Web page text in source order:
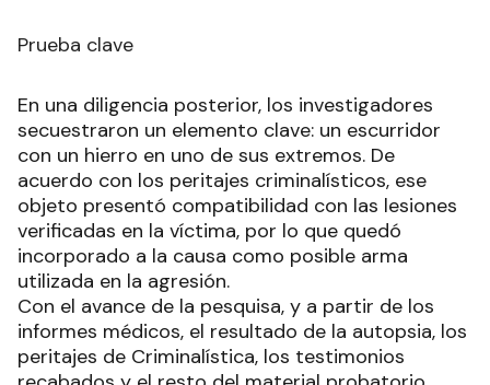
Prueba clave
En una diligencia posterior, los investigadores
secuestraron un elemento clave: un escurridor
con un hierro en uno de sus extremos. De
acuerdo con los peritajes criminalísticos, ese
objeto presentó compatibilidad con las lesiones
verificadas en la víctima, por lo que quedó
incorporado a la causa como posible arma
utilizada en la agresión.
Con el avance de la pesquisa, y a partir de los
informes médicos, el resultado de la autopsia, los
peritajes de Criminalística, los testimonios